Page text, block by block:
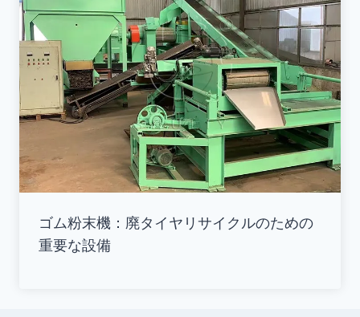
ゴム粉末機：廃タイヤリサイクルのための
重要な設備